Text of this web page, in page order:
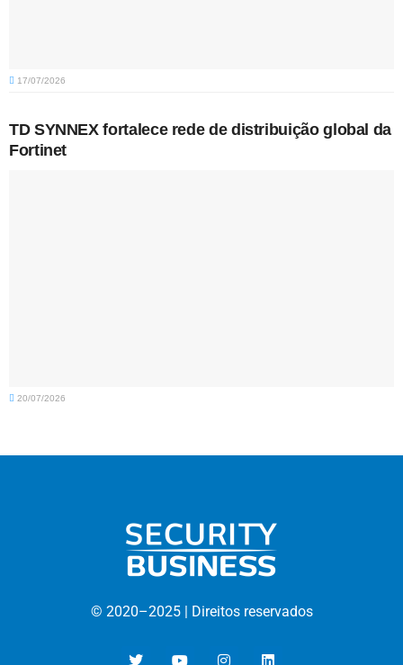
17/07/2026
TD SYNNEX fortalece rede de distribuição global da
Fortinet
20/07/2026
© 2020–2025 | Direitos reservados